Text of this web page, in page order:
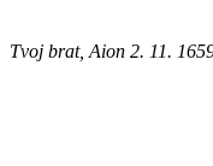
Tvoj brat, Aion 2. 11.